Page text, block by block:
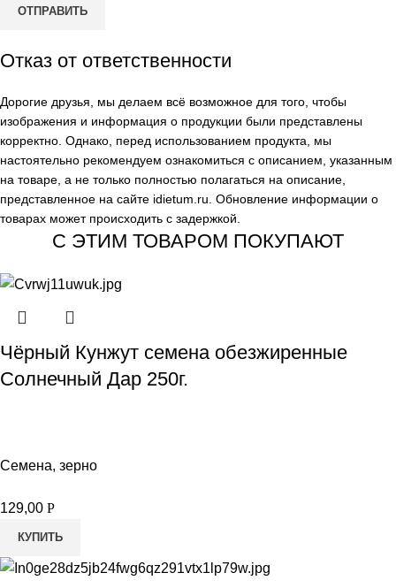
Отказ от ответственности
Дорогие друзья, мы делаем всё возможное для того, чтобы
изображения и информация о продукции были представлены
корректно. Однако, перед использованием продукта, мы
настоятельно рекомендуем ознакомиться с описанием, указанным
на товаре, а не только полностью полагаться на описание,
представленное на сайте idietum.ru . Обновление информации о
товарах может происходить с задержкой.
С ЭТИМ ТОВАРОМ ПОКУПАЮТ
Чёрный Кунжут семена обезжиренные
Солнечный Дар 250г.
Семена, зерно
129,00 Р
КУПИТЬ